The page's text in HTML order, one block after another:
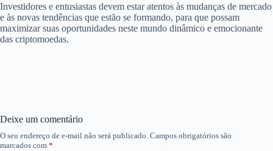
Investidores e entusiastas devem estar atentos às mudanças de mercado
e às novas tendências que estão se formando, para que possam
maximizar suas oportunidades neste mundo dinâmico e emocionante
das criptomoedas.
Deixe um comentário
O seu endereço de e-mail não será publicado. Campos obrigatórios são
marcados com *